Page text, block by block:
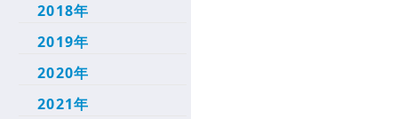
2018年
2019年
2020年
2021年